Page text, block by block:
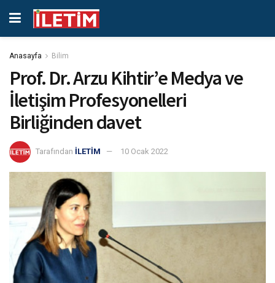
Anasayfa Bilim
Prof. Dr. Arzu Kihtir’e Medya ve
İletişim Profesyonelleri
Birliğinden davet
Tarafından İLETİM 10 Ocak 2022